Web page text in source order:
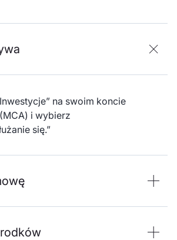
na swoim koncie
i wybierz
się.”